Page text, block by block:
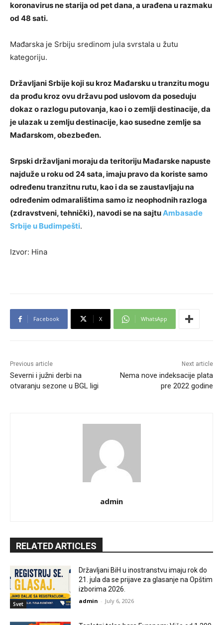
koronavirus ne starija od pet dana, a urađena u razmaku
od 48 sati.
Mađarska je Srbiju sredinom jula svrstala u žutu
kategoriju.
Državljani Srbije koji su kroz Mađarsku u tranzitu mogu
da prođu kroz ovu državu pod uslovom da poseduju
dokaz o razlogu putovanja, kao i o zemlji destinacije, da
je ulazak u zemlju destinacije, kao susedne zemlje sa
Mađarskom, obezbeđen.
Srpski državljani moraju da teritoriju Mađarske napuste
najduže u roku od 24 sata, imaju pravo da koriste samo
određenu tranzitnu rutu, kao i da se zaustavljaju na
određenim odmaralištima samo iz neophodnih razloga
(zdravstveni, tehnički), navodi se na sajtuAmbasade
Srbije u Budimpešti.
Izvor: Hina
Facebook X WhatsApp
Previous article
Severni i južni derbi na
otvaranju sezone u BGL ligi
Next article
Nema nove indeksacije plata
pre 2022 godine
admin
RELATED ARTICLES
Svet
Državljani BiH u inostranstvu imaju rok do
21. jula da se prijave za glasanje na Opštim
izborima 2026.
admin - July 6, 2026